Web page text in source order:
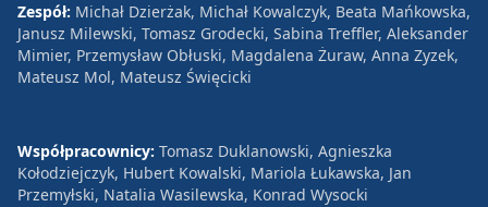
Zespół: Michał Dzierżak, Michał Kowalczyk, Beata Mańkowska,
Janusz Milewski, Tomasz Grodecki, Sabina Treffler, Aleksander
Mimier, Przemysław Obłuski, Magdalena Żuraw, Anna Zyzek,
Mateusz Mol, Mateusz Święcicki
Współpracownicy: Tomasz Duklanowski, Agnieszka
Kołodziejczyk, Hubert Kowalski, Mariola Łukawska, Jan
Przemyłski, Natalia Wasilewska, Konrad Wysocki